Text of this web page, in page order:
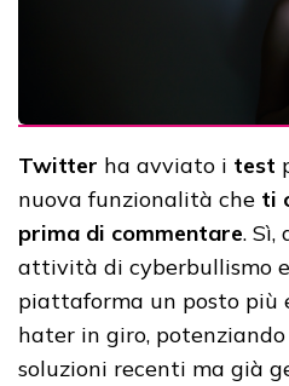
Twitter ha avviato i test
nuova funzionalità che ti
prima di commentare. Sì,
attività di cyberbullismo
piattaforma un posto più
hater in giro,
soluzioni recenti ma già